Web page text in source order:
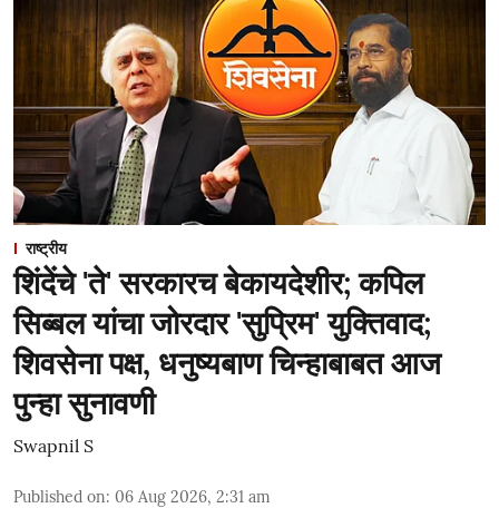
राष्ट्रीय
शिंदेंचे 'ते' सरकारच बेकायदेशीर; कपिल
सिब्बल यांचा जोरदार 'सुप्रिम' युक्तिवाद;
शिवसेना पक्ष, धनुष्यबाण चिन्हाबाबत आज
पुन्हा सुनावणी
Swapnil S
Published on: 06 Aug 2026, 2:31 am